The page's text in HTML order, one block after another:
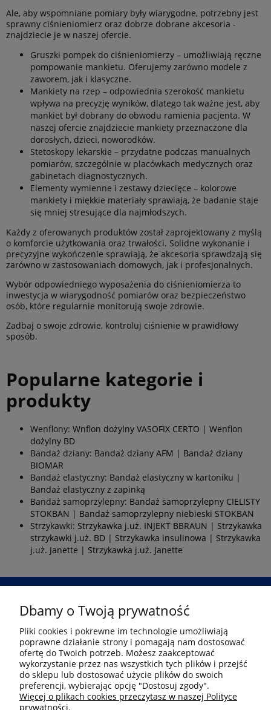
Ale, aby wspomniane pomiary były wiarygodne, potrzebny jest
sprawny ciśnieniomierz oraz dobrze dobrane akcesoria -
znajdziecie je w naszej ofercie.
Gruszki pompek do ciśnieniomierzy – umożliwiają ręczne
pompowanie mankietu. Oferujemy zarówno modele z
zaworem, jak i klasyczne.
Mankiety na rzep – odpowiednia szerokość mankietu
wpływa na precyzję wyników, dlatego tak ważne jest, aby
mankiet był dobrany do obwodu ramienia pacjenta. W
naszej ofercie znajdziecie mankiety przeznaczone dla
dorosłych, dzieci, noworodków.
Stetoskopy lekarskie – przydatne podczas manualnych
pomiarów, szczególnie w placówkach medycznych oraz
gabinetach diagnostycznych.
Elementy wymienne i zestawy dziecięce – kolorowe
mankiety i miękkie materiały sprawiają, że badanie staje
się mniej stresujące dla najmłodszych.
Każdy z oferowanych produktów został zaprojektowany z myślą
o komforcie użytkowania oraz trwałości. Solidne wykonanie i
precyzyjne wykończenie sprawiają, że akcesoria sprawdzają się
zarówno w zastosowaniach domowych, jak i profesjonalnych.
Wybór odpowiedniego wyposażenia do ciśnieniomierza to
inwestycja w wiarygodność pomiarów oraz bezpieczeństwo
osób, które regularnie monitorują swoje zdrowie.
Zadbaj o swoje zdrowie, kontroluj ciśnienie w prawidłowy
sposób.
Popularne kategorie i
produkty
Wenflony: Wnflon dożylny VASOFIX CERTO | Wenflon
dożylny BD
Bandaż dziany: Bandaż dziany AFM | Bandaż dziany
BIOMAR
Bandaż elastyczny: Bandaż elastyczny w kartoniku |
Bandaż elastyczny z zapinką
Bandaż samoprzylepny: Bandaż samoprzylepny CIELISTY
STOKBAN | Bandaż samoprzylepny niebieski STOKBAN
Strzykawki: Strzykawka j.uż. INJEKT BBRAUN | Strzykawka
strzykawki j.uż. BD | Strzykawka insulinowa | Strzykawka
j.uż. Janette | Strzykawka j.uż. Janette
Przejdź
Informacje
Płatność i dostawa
Dbamy o Twoją prywatność
Pliki cookies i pokrewne im technologie umożliwiają
poprawne działanie strony i pomagają nam dostosować
ofertę do Twoich potrzeb. Możesz zaakceptować
wykorzystanie przez nas wszystkich tych plików i przejść
do sklepu lub dostosować użycie plików do swoich
preferencji, wybierając opcję "Dostosuj zgody".
Więcej o plikach cookies przeczytasz w naszej Polityce
prywatności.